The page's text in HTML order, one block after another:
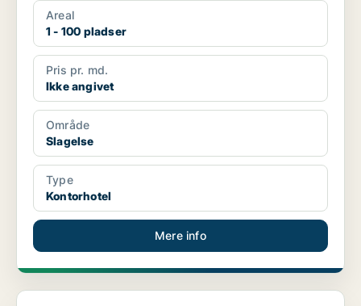
Areal
1 - 100 pladser
Pris pr. md.
Ikke angivet
Område
Slagelse
Type
Kontorhotel
Mere info
Kontorhotel i Slagelse